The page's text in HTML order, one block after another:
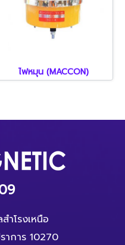
ไฟหมุน (MACCON)
โรงเหนือ
าการ 10270